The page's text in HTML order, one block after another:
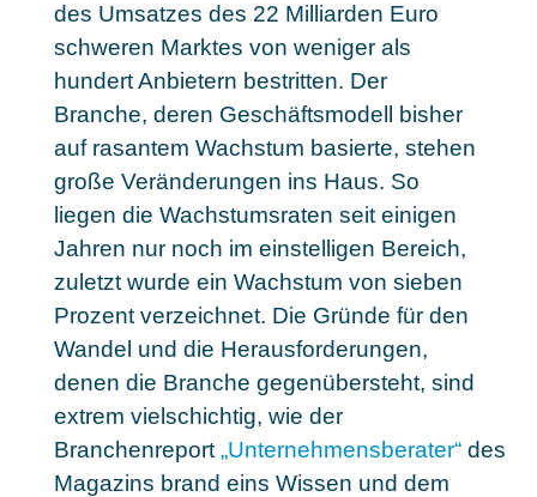
des Umsatzes des 22 Milliarden Euro
schweren Marktes von weniger als
hundert Anbietern bestritten. Der
Branche, deren Geschäftsmodell bisher
auf rasantem Wachstum basierte, stehen
große Veränderungen ins Haus. So
liegen die Wachstumsraten seit einigen
Jahren nur noch im einstelligen Bereich,
zuletzt wurde ein Wachstum von sieben
Prozent verzeichnet. Die Gründe für den
Wandel und die Herausforderungen,
denen die Branche gegenübersteht, sind
extrem vielschichtig, wie der
Branchenreport „Unternehmensberater“ des
Magazins brand eins Wissen und dem